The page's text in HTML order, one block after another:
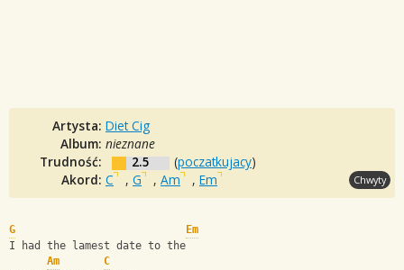
Artysta: Diet Cig
Album: nieznane
Trudność:
2.5 (poczatkujacy)
Akord: C , G , Am , Em Chwyty
G
Em
I had the lamest date to the
Am
C